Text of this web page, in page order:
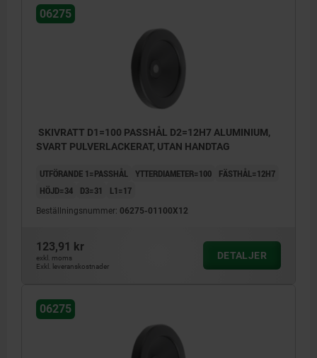
06275
SKIVRATT D1=100 PASSHÅL D2=12H7 ALUMINIUM,
SVART PULVERLACKERAT, UTAN HANDTAG
UTFÖRANDE 1=PASSHÅL YTTERDIAMETER=100
FÄSTHÅL=12H7
HÖJD=34
D3=31 L1=17
Beställningsnummer: 06275-01100X12
123,91 kr
exkl. moms
Exkl. leveranskostnader
DETALJER
06275